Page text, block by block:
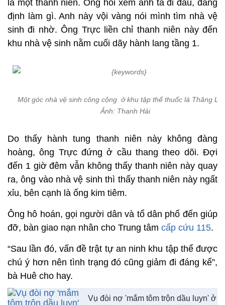
là một thanh niên. Ông hỏi xem anh ta đi đâu, đang
định làm gì. Anh này vội vàng nói mình tìm nhà vệ
sinh đi nhờ. Ông Trực liền chỉ thanh niên này đến
khu nhà vệ sinh nằm cuối dãy hành lang tầng 1.
Một góc nhà vệ sinh công cộng ở khu tập thể thuốc lá Thăng
Ảnh: Thanh Hải
Do thấy hành tung thanh niên này không đàng
hoàng, ông Trực đứng ở cầu thang theo dõi. Đợi
đến 1 giờ đêm vẫn không thấy thanh niên này quay
ra, ông vào nhà vệ sinh thì thấy thanh niên này ngất
xỉu, bên cạnh là ống kim tiêm.
Ông hô hoán, gọi người dân và tổ dân phố đến giúp
đỡ, bàn giao nạn nhân cho Trung tâm cấp cứu 115.
“Sau lần đó, vấn đề trật tự an ninh khu tập thể được
chú ý hơn nên tình trạng đó cũng giảm đi đáng kể”,
bà Huê cho hay.
Vụ đòi nợ 'mắm tôm trộn dầu luyn' ở